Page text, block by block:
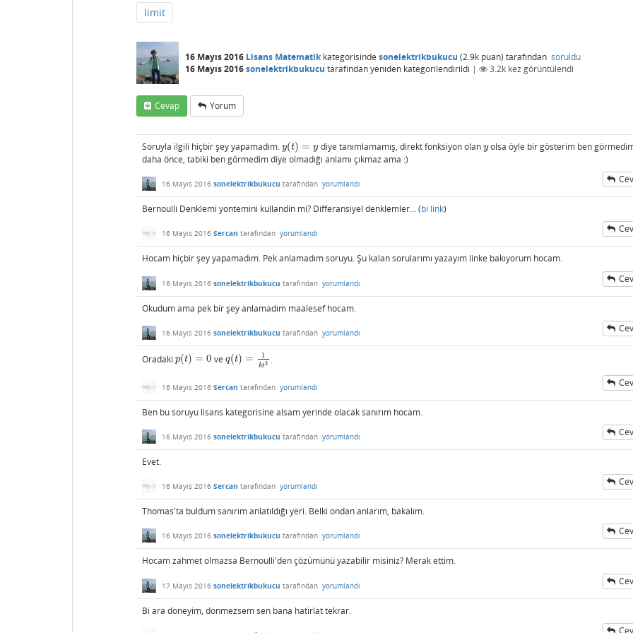
limit
16 Mayıs 2016 Lisans Matematikkategorisinde sonelektrikbukucu (2.9k puan) tarafından soruldu
16 Mayıs 2016sonelektrikbukucu tarafındanyeniden kategorilendirildi | 3.2k kez görüntülendi
Cevap Yorum
Soruyla ilgili hiçbir şey yapamadım. y(t) = y
y(t)= y diye tanımlamamış, direkt fonksiyon olan y
yolsa öyle bir gösterim ben
daha önce, tabiki ben görmedim diye olmadığı anlamı çıkmaz ama :)
16 Mayıs 2016 sonelektrikbukucu tarafından yorumlandı
Bernoulli Denklemi yontemini kullandin mi? Differansiyel denklemler... (bi link)
16 Mayıs 2016 Sercan tarafından yorumlandı
Hocam hiçbir şey yapamadım. Pek anlamadım soruyu. Şu kalan sorularımı yazayım linke bakıyorum hocam.
16 Mayıs 2016 sonelektrikbukucu tarafından yorumlandı
Okudum ama pek bir şey anlamadım maalesef hocam.
16 Mayıs 2016 sonelektrikbukucu tarafından yorumlandı
Oradaki p(t) = 0
p(t)= 0 ve q(t) = 1
kt3
q(t)= 1kt 3
16 Mayıs 2016 Sercan tarafından yorumlandı
Ben bu soruyu lisans kategorisine alsam yerinde olacak sanırım hocam.
16 Mayıs 2016 sonelektrikbukucu tarafından yorumlandı
Evet.
16 Mayıs 2016 Sercan tarafından yorumlandı
Thomas'ta buldum sanırım anlatıldığı yeri. Belki ondan anlarım, bakalım.
16 Mayıs 2016 sonelektrikbukucu tarafından yorumlandı
Hocam zahmet olmazsa Bernoulli'den çözümünü yazabilir misiniz? Merak ettim.
17 Mayıs 2016 sonelektrikbukucu tarafından yorumlandı
Bi ara doneyim, donmezsem sen bana hatirlat tekrar.